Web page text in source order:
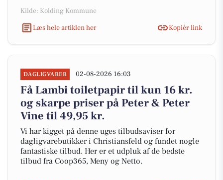
Kilde: Kolding Kommune
Læs hele artiklen her
Kopiér link
DAGLIGVARER 02-08-2026 16:03
Få Lambi toiletpapir til kun 16 kr.
og skarpe priser på Peter & Peter
Vine til 49,95 kr.
Vi har kigget på denne uges tilbudsaviser for
dagligvarebutikker i Christiansfeld og fundet nogle
fantastiske tilbud. Her er et udpluk af de bedste
tilbud fra Coop365, Meny og Netto.